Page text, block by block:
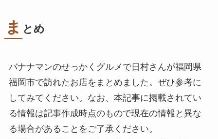
ま とめ
バナナマンのせっかくグルメで日村さんが福岡県
福岡市で訪れたお店をまとめました。ぜひ参考に
してみてください。なお、本記事に掲載されてい
る情報は記事作成時点のもので現在の情報と異な
る場合があることをご了承ください。